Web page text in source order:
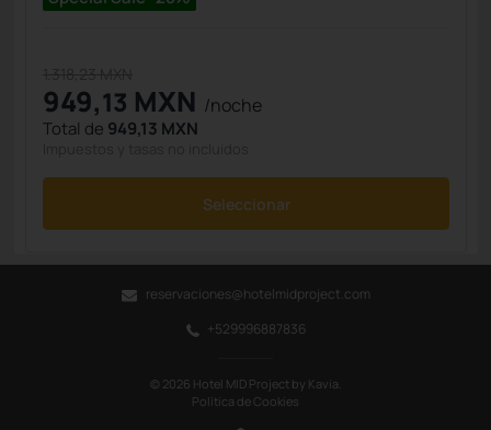
949,13 MXN /noche
Total de 949,13 MXN
Seleccionar
reservaciones@hotelmidproject.com
+529996887836
© 2026 Hotel MID Project by Kavia.
Política de Cookies